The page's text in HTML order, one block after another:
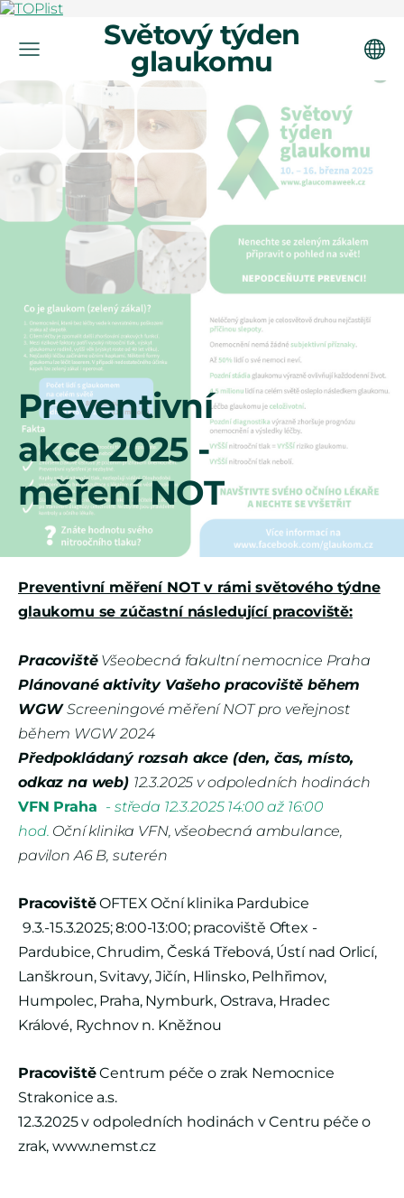
Světový týden
glaukomu
Preventivní
akce 2025 -
měření NOT
Preventivní měření NOT v rámi světového týdne
glaukomu se zúčastní následující pracoviště:
PracovištěVšeobecná fakultní nemocnice Praha
Plánované aktivity Vašeho pracoviště během
WGWScreeningové měření NOT pro veřejnost
během WGW 2024
Předpokládaný rozsah akce (den, čas, místo,
odkaz na web) 12.3.2025 v odpoledních hodinách
VFN Praha - středa 12.3.2025 14:00 až 16:00
hod. Oční klinika VFN, všeobecná ambulance,
pavilon A6 B, suterén
PracovištěOFTEX Oční klinika Pardubice
9.3.-15.3.2025; 8:00-13:00; pracoviště Oftex -
Pardubice, Chrudim, Česká Třebová, Ústí nad Orlicí,
Lanškroun, Svitavy, Jičín, Hlinsko, Pelhřimov,
Humpolec, Praha, Nymburk, Ostrava, Hradec
Králové, Rychnov n. Kněžnou
PracovištěCentrum péče o zrak Nemocnice
Strakonice a.s.
12.3.2025 v odpoledních hodinách v Centru péče o
zrak, www.nemst.cz